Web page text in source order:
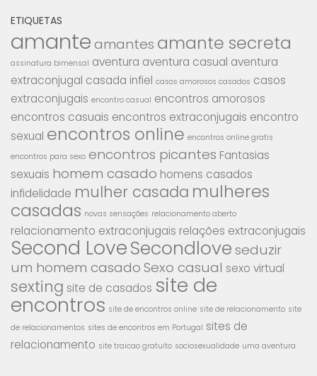
ETIQUETAS
amanteamantes amante secreta
assinatura bimensal aventura aventura casual aventura
extraconjugal casada infiel casos amorosos casados casos
extraconjugais encontro casual encontros amorosos
encontros casuais encontros extraconjugais encontro
sexual encontros online encontros online gratis
encontros para sexo encontros picantes Fantasias
sexuais homem casado homens casados
infidelidade mulher casada mulheres
casadas novas sensações relacionamento aberto
relacionamento extraconjugais relações extraconjugais
Second LoveSecondloveseduzir
um homem casadoSexo casual sexo virtual
sexting site de casados site de
encontros site de encontros online site de relacionamento site
de relacionamentos sites de encontros em Portugal sites de
relacionamento site traicao gratuito sociosexualidade uma aventura